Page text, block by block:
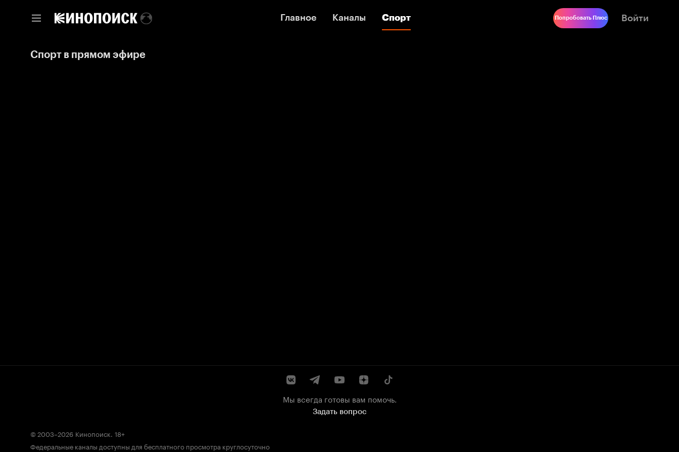
Главное Каналы Спорт
Главное Каналы Спорт Попробовать Плюс Войти
Спорт в прямом эфире
Мы всегда готовы вам помочь.
Задать вопрос
© 2003–2026 Кинопоиск. 18+
Федеральные каналы доступны для бесплатного просмотра круглосуточно